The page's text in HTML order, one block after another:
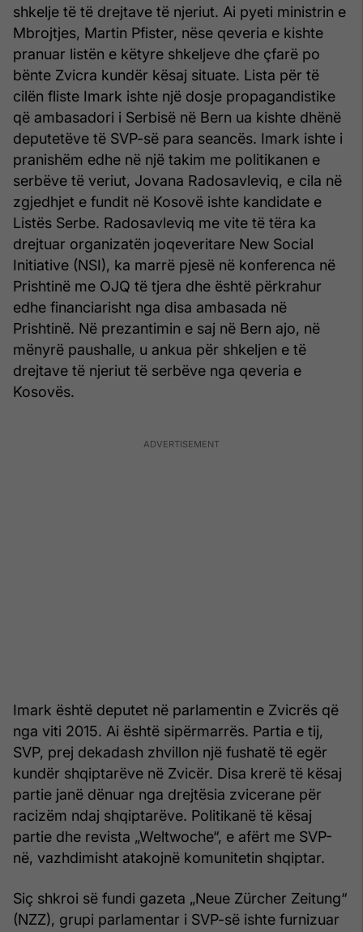
shkelje të të drejtave të njeriut. Ai pyeti ministrin e
Mbrojtjes, Martin Pfister, nëse qeveria e kishte
pranuar listën e këtyre shkeljeve dhe çfarë po
bënte Zvicra kundër kësaj situate. Lista për të
cilën fliste Imark ishte një dosje propagandistike
që ambasadori i Serbisë në Bern ua kishte dhënë
deputetëve të SVP-së para seancës. Imark ishte i
pranishëm edhe në një takim me politikanen e
serbëve të veriut, Jovana Radosavleviq, e cila në
zgjedhjet e fundit në Kosovë ishte kandidate e
Listës Serbe. Radosavleviq me vite të tëra ka
drejtuar organizatën joqeveritare New Social
Initiative (NSI), ka marrë pjesë në konferenca në
Prishtinë me OJQ të tjera dhe është përkrahur
edhe financiarisht nga disa ambasada në
Prishtinë. Në prezantimin e saj në Bern ajo, në
mënyrë paushalle, u ankua për shkeljen e të
drejtave të njeriut të serbëve nga qeveria e
Kosovës.
Imark është deputet në parlamentin e Zvicrës që
nga viti 2015. Ai është sipërmarrës. Partia e tij,
SVP, prej dekadash zhvillon një fushatë të egër
kundër shqiptarëve në Zvicër. Disa krerë të kësaj
partie janë dënuar nga drejtësia zvicerane për
racizëm ndaj shqiptarëve. Politikanë të kësaj
partie dhe revista „Weltwoche“, e afërt me SVP-
në, vazhdimisht atakojnë komunitetin shqiptar.
Siç shkroi së fundi gazeta „Neue Zürcher Zeitung“
(NZZ), grupi parlamentar i SVP-së ishte furnizuar